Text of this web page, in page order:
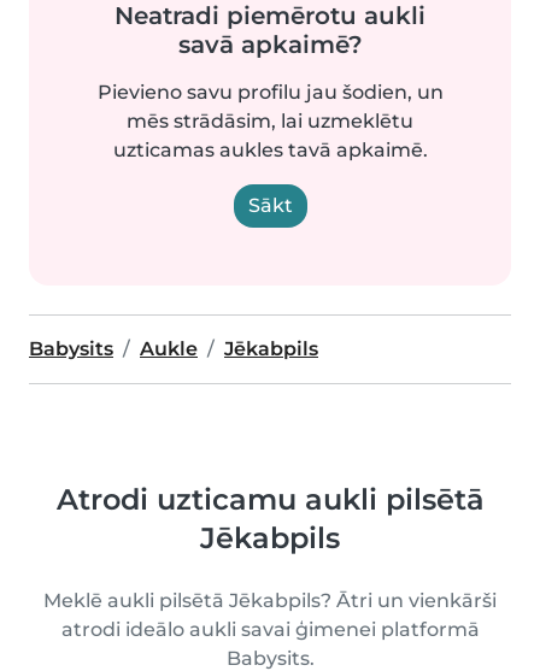
Neatradi piemērotu aukli
savā apkaimē?
Pievieno savu profilu jau šodien, un
mēs strādāsim, lai uzmeklētu
uzticamas aukles tavā apkaimē.
Sākt
Babysits Aukle Jēkabpils
Atrodi uzticamu aukli pilsētā
Jēkabpils
Meklē aukli pilsētā Jēkabpils? Ātri un vienkārši
atrodi ideālo aukli savai ģimenei platformā
Babysits.